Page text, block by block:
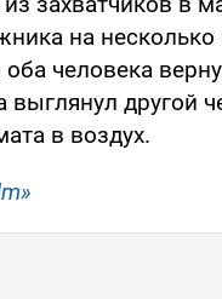
на
оба человека
выглянул другой
в воздух.